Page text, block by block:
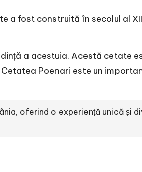
a fost construită în secolul al
a acestuia. Acestă cetate
Poenari este un
oferind o experiență unică și